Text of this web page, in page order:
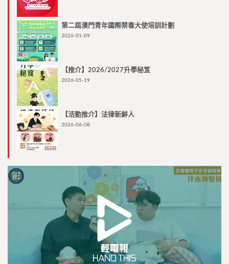
第二屆澳門青年國際禁毒大使培訓計劃
2026-01-09
【推介】2026/2027升學秘笈
2026-05-19
【活動推介】法律新鮮人
2026-06-08